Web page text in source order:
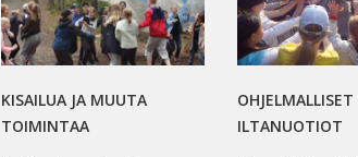
KISAILUA JA MUUTA
TOIMINTAA
OHJELMALLISET
ILTANUOTIOT